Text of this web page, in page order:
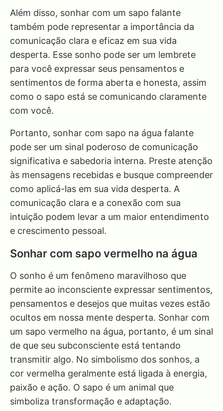
Além disso, sonhar com um sapo falante
também pode representar a importância da
comunicação clara e eficaz em sua vida
desperta. Esse sonho pode ser um lembrete
para você expressar seus pensamentos e
sentimentos de forma aberta e honesta, assim
como o sapo está se comunicando claramente
com você.
Portanto, sonhar com sapo na água falante
pode ser um sinal poderoso de comunicação
significativa e sabedoria interna. Preste atenção
às mensagens recebidas e busque compreender
como aplicá-las em sua vida desperta. A
comunicação clara e a conexão com sua
intuição podem levar a um maior entendimento
e crescimento pessoal.
Sonhar com sapo vermelho na água
O sonho é um fenômeno maravilhoso que
permite ao inconsciente expressar sentimentos,
pensamentos e desejos que muitas vezes estão
ocultos em nossa mente desperta. Sonhar com
um sapo vermelho na água, portanto, é um sinal
de que seu subconsciente está tentando
transmitir algo. No simbolismo dos sonhos, a
cor vermelha geralmente está ligada à energia,
paixão e ação. O sapo é um animal que
simboliza transformação e adaptação.